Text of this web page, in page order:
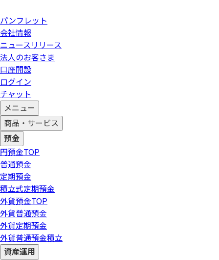
パンフレット
会社情報
ニュースリリース
法人のお客さま
口座開設
ログイン
チャット
メニュー
商品・サービス
預金
円預金TOP
普通預金
定期預金
積立式定期預金
外貨預金TOP
外貨普通預金
外貨定期預金
外貨普通預金積立
資産運用